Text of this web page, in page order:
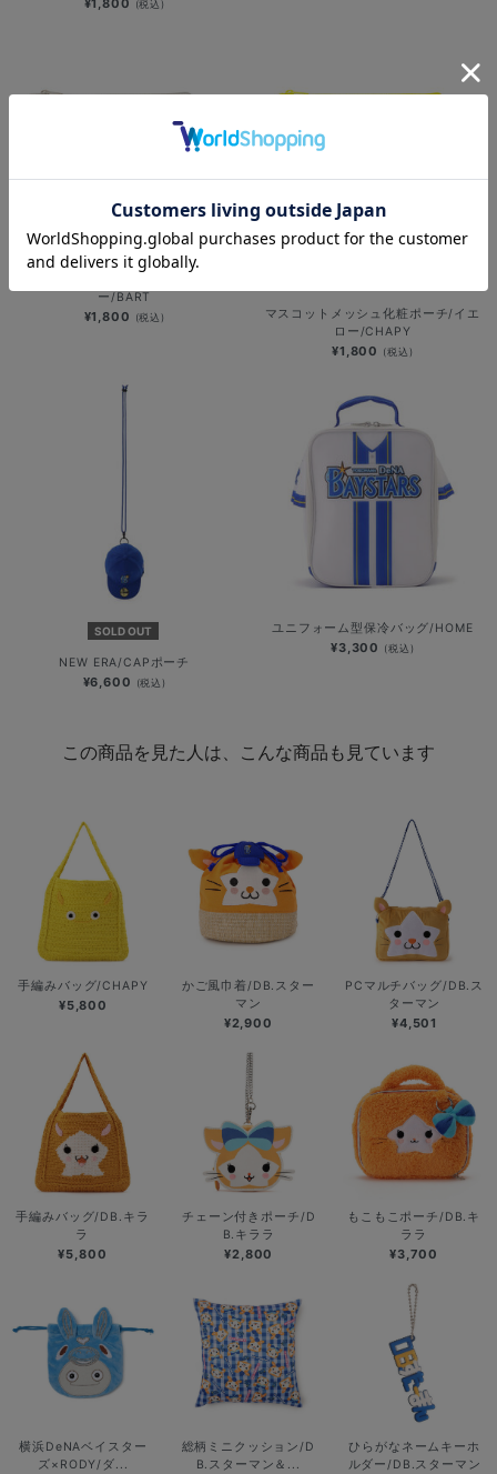
(税込)
ー/BART
¥1,800 (税込)
マスコットメッシュ化粧ポーチ/イエ
ロー/CHAPY
¥1,800 (税込)
SOLD OUT
NEW ERA/CAPポーチ
¥6,600 (税込)
ユニフォーム型保冷バッグ/HOME
¥3,300 (税込)
この商品を見た人は、こんな商品も見ています
手編みバッグ/CHAPY
¥5,800
かご風巾着/DB.スター
マン
¥2,900
PCマルチバッグ/DB.ス
ターマン
¥4,501
手編みバッグ/DB.キラ
ラ
¥5,800
チェーン付きポーチ/D
B.キララ
¥2,800
もこもこポーチ/DB.キ
ララ
¥3,700
横浜DeNAベイスター
ズ×RODY/ダ...
総柄ミニクッション/D
B.スターマン＆...
ひらがなネームキーホ
ルダー/DB.スターマン